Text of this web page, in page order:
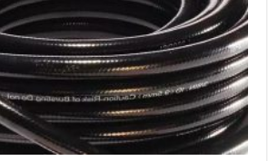
و
شیلنگ‌های
لاستیکی
طبیعی